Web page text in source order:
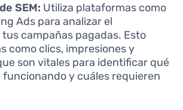
SEM: Utiliza plataformas como
Ads para analizar el
campañas pagadas. Esto
como clics, impresiones y
son vitales para identificar qué
y cuáles requieren